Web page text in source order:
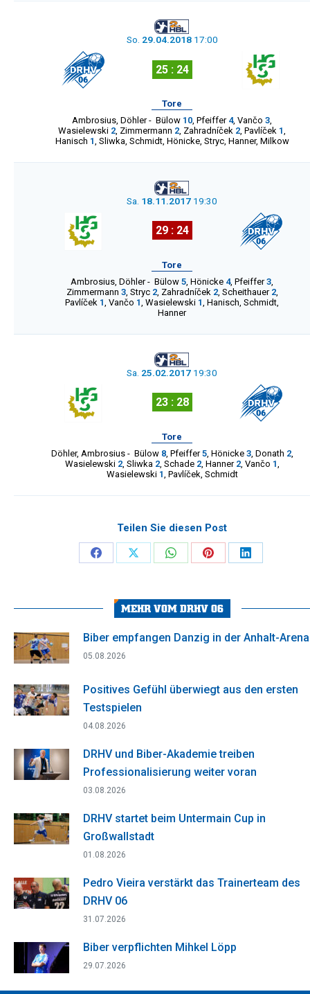
So. 29.04.2018 17:00
25 : 24
Tore
Ambrosius, Döhler- Bülow 10, Pfeiffer 4, Vančo 3,
Wasielewski 2, Zimmermann 2, Zahradníček 2, Pavlíček 1,
Hanisch 1, Sliwka, Schmidt, Hönicke, Stryc, Hanner, Milkow
Sa. 18.11.2017 19:30
29 : 24
Tore
Ambrosius, Döhler- Bülow 5, Hönicke 4, Pfeiffer 3,
Zimmermann 3, Stryc 2, Zahradníček 2, Scheithauer 2,
Pavlíček 1, Vančo 1, Wasielewski 1, Hanisch, Schmidt,
Hanner
Sa. 25.02.2017 19:30
23 : 28
Tore
Döhler, Ambrosius- Bülow 8, Pfeiffer 5, Hönicke 3, Donath 2,
Wasielewski 2, Sliwka 2, Schade 2, Hanner 2, Vančo 1,
Wasielewski 1, Pavlíček, Schmidt
Teilen Sie diesen Post
Share
Facebook
Share
X
Share
WhatsApp
Share
Pinterest
Share
MEHR VOM DRHV 06
Biber empfangen Danzig in der Anhalt-Arena
05.08.2026
Positives Gefühl überwiegt aus den ersten
Testspielen
04.08.2026
DRHV und Biber-Akademie treiben
Professionalisierung weiter voran
03.08.2026
DRHV startet beim Untermain Cup in
Großwallstadt
01.08.2026
Pedro Vieira verstärkt das Trainerteam des
DRHV 06
31.07.2026
Biber verpflichten Mihkel Löpp
29.07.2026